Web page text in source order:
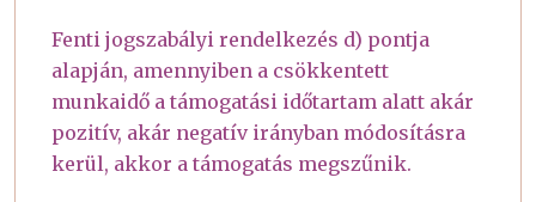
Fenti jogszabályi rendelkezés d) pontja
alapján, amennyiben a csökkentett
munkaidő a támogatási időtartam alatt akár
pozitív, akár negatív irányban módosításra
kerül, akkor a támogatás megszűnik.